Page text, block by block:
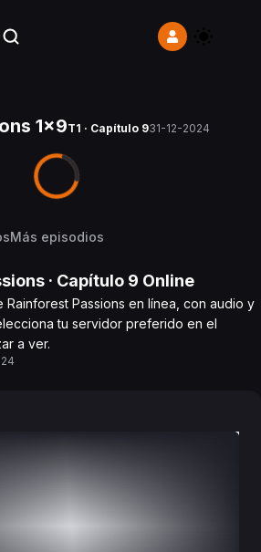
1x9T1 · Capítulo 931-12-2024
Más episodios
· Capítulo 9 Online
Passions en línea, con audio y
tu servidor preferido en el
a ver.